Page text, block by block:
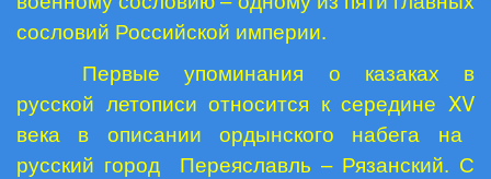
сословий Российской империи.
Первые упоминания о казаках в
русской летописи относится к середине XV
века в описании ордынского набега на
русский город
Переяславль – Рязанский. С